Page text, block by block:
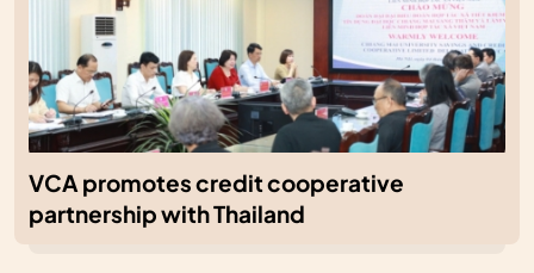
VCA promotes credit cooperative
partnership with Thailand